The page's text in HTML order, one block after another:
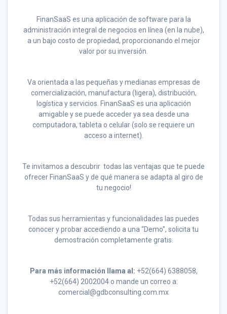
FinanSaaS es una aplicación de software para la
administración integral de negocios en línea (en la nube),
a un bajo costo de propiedad, proporcionando el mejor
valor por su inversión.
Va orientada a las pequeñas y medianas empresas de
comercialización, manufactura (ligera), distribución,
logística y servicios. FinanSaaS es una aplicación
amigable y se puede acceder ya sea desde una
computadora, tableta o celular (solo se requiere un
acceso a internet).
Te invitamos a descubrir todas las ventajas que te puede
ofrecer FinanSaaS y de qué manera se adapta al giro de
tu negocio!
Todas sus herramientas y funcionalidades las puedes
conocer y probar accediendo a una “Demo”, solicita tu
demostración completamente gratis.
Para más información llama al: +52(664) 6388058,
+52(664) 2002004 o mande un correo a:
comercial@gdbconsulting.com.mx